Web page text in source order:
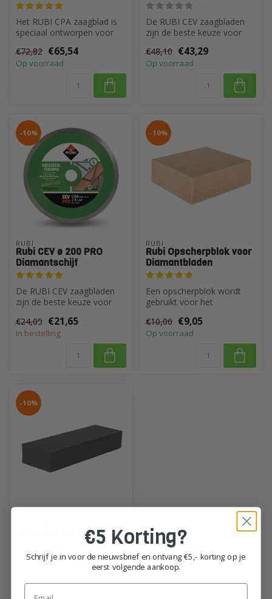
Het RUBI CPA zaagblad is
speciaal ontworpen voor
materialen ...
€72,82 €65,54
Op voorraad
De RUBI CEV zaagbladen
zijn de beste keuze voor
keramisch...
€48,10 €43,29
Op voorraad
-10%
RUBI
Rubi CEV ø 200 PRO
Diamantschijf
De RUBI CEV zaagbladen
zijn de beste keuze voor
keramisch...
€24,05 €21,65
In bestelling
-10%
RUBI
Rubi Opscherpblok voor
Diamantbladen
Een opscherpblok wordt
gebruikt voor het
diamantbladen. Ook is ...
€10,06 €9,05
Op voorraad
-10%
Grote Diamantbladen
Een opscherpblok wordt
onderhoud aan uw
diamantbladen. Ook is ...
€5 Korting?
Schrijf je in voor de nieuwsbrief en ontvang €5,- korting op je
eerst volgende aankoop.
Email